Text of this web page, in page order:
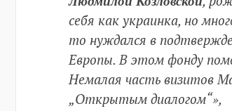
себя как украинка, но
то нуждался в
Европы. В этом фонду
Немалая часть визитов
„Открытым диалогом“»,